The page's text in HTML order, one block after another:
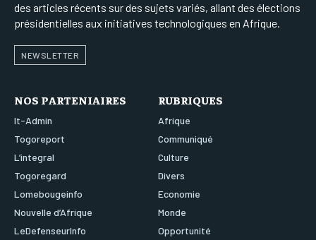
des articles récents sur des sujets variés, allant des élections
présidentielles aux initiatives technologiques en Afrique.
NEWSLETTER
NOS PARTENIAIRES
It-Admin
Togoreport
L’integral
Togoregard
Lomebougeinfo
Nouvelle d’Afrique
LeDefenseurInfo
RUBRIQUES
Afrique
Communiqué
Culture
Divers
Economie
Monde
Opportunité